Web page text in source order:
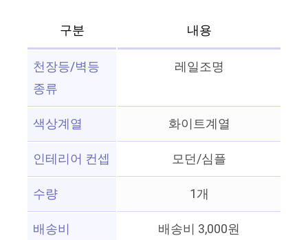
구분
내용
천장등/벽등
종류
레일조명
색상계열
화이트계열
인테리어 컨셉
모던/심플
수량
1개
배송비
배송비 3,000원